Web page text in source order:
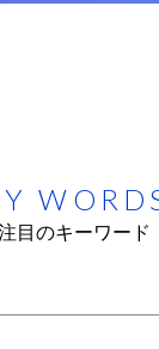
目のキーワード